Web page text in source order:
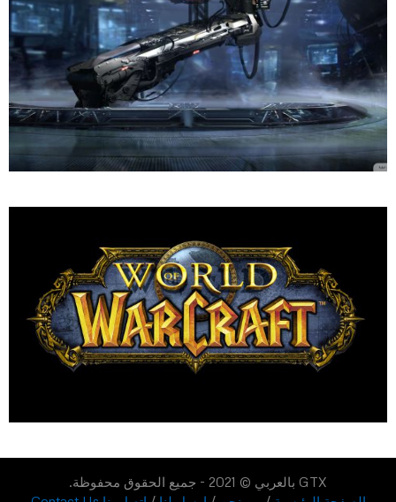
GTX بالعربي © 2021 - جميع الحقوق محفوظة.